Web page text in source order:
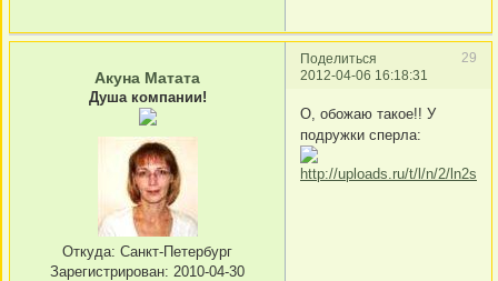
Поделиться
29
2012-04-06 16:18:31
Акуна Матата
Душа компании!
Откуда: Санкт-Петербург
Зарегистрирован: 2010-04-30
О, обожаю такое!! У
подружки сперла: